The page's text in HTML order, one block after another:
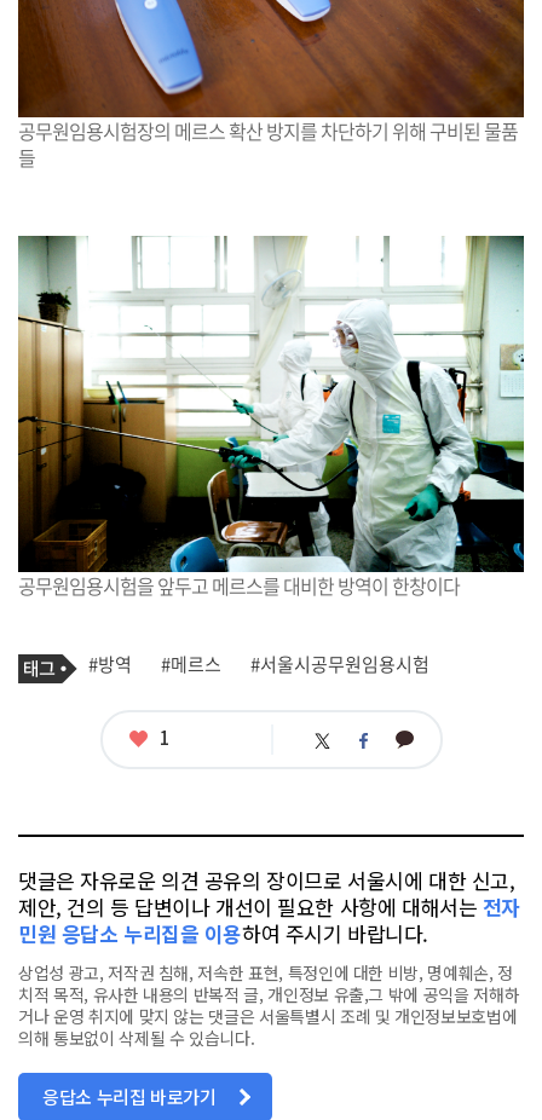
공무원임용시험장의 메르스 확산 방지를 차단하기 위해 구비된 물품
들
공무원임용시험을 앞두고 메르스를 대비한 방역이 한창이다
기
사
태
그
#방역 #메르스 #서울시공무원임용시험
좋
1 트 페 카
댓글은 자유로운 의견 공유의 장이므로 서울시에 대한 신고,
제안, 건의 등 답변이나 개선이 필요한 사항에 대해서는 전자
민원 응답소 누리집을 이용하여 주시기 바랍니다.
상업성 광고, 저작권 침해, 저속한 표현, 특정인에 대한 비방, 명예훼손, 정
치적 목적, 유사한 내용의 반복적 글, 개인정보 유출,그 밖에 공익을 저해하
거나 운영 취지에 맞지 않는 댓글은 서울특별시 조례 및 개인정보보호법에
의해 통보없이 삭제될 수 있습니다.
응답소 누리집 바로가기